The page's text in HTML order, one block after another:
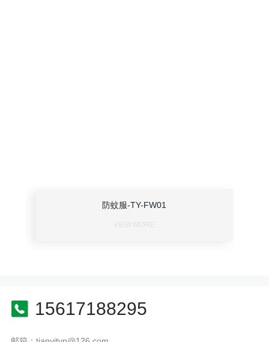
防蚊服-TY-FW01
15617188295